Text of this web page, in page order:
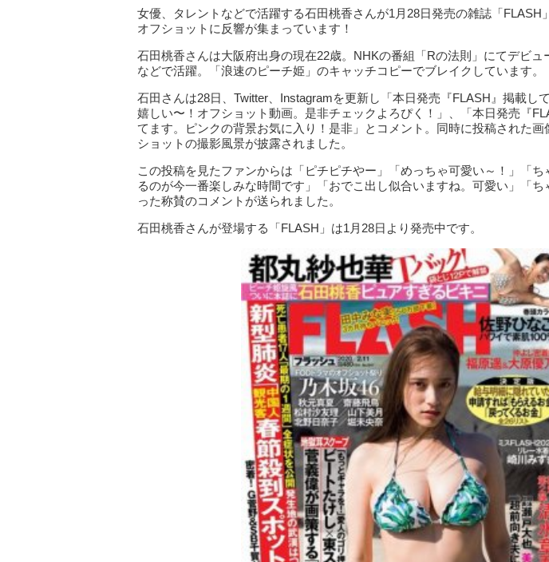
女優、タレントなどで活躍する石田桃香さんが1月28日発売の雑誌「FLASH
オフショットに反響が集まっています！
石田桃香さんは大阪府出身の現在22歳。NHKの番組「Rの法則」にてデビュ
などで活躍。「浪速のピーチ姫」のキャッチコピーでブレイクしています。
石田さんは28日、Twitter、Instagramを更新し「本日発売『FLASH』掲載し
嬉しい〜！オフショット動画。是非チェックよろぴく！」、「本日発売『
てます。ピンクの背景お気に入り！是非」とコメント。同時に投稿された画
ショットの撮影風景が披露されました。
この投稿を見たファンからは「ピチピチやー」「めっちゃ可愛い～！」「ち
るのが今一番楽しみな時間です」「おでこ出し似合いますね。可愛い」「ち
った称賛のコメントが送られました。
石田桃香さんが登場する「FLASH」は1月28日より発売中です。